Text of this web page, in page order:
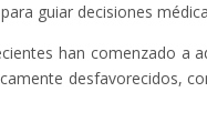
guiar decisiones
han comenzado a
desfavorecidos,